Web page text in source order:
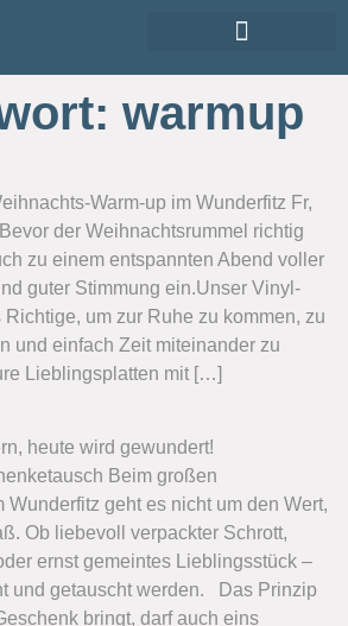
warmup
Warm-up im Wunderfitz Fr,
der Weihnachtsrummel richtig
zu einem entspannten Abend voller
guter Stimmung ein.Unser Vinyl-
um zur Ruhe zu kommen, zu
und einfach Zeit miteinander zu
Lieblingsplatten mit […]
heute wird gewundert!
Beim großen
Wunderfitz geht es nicht um den Wert,
Ob liebevoll verpackter Schrott,
ernst gemeintes Lieblingsstück –
und getauscht werden. Das Prinzip
bringt, darf auch eins